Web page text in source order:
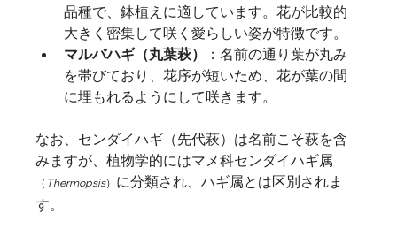
品種で、鉢植えに適しています。花が比較的
大きく密集して咲く愛らしい姿が特徴です。
マルバハギ（丸葉萩）
：名前の通り葉が丸み
を帯びており、花序が短いため、花が葉の間
に埋もれるようにして咲きます。
なお、センダイハギ（先代萩）は名前こそ萩を含
みますが、植物学的にはマメ科センダイハギ属
（ Thermopsis） に分類され、ハギ属とは区別されま
す。